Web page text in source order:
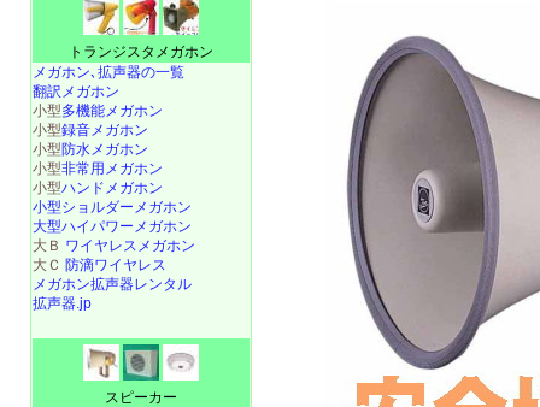
トランジスタメガホン
メガホン､拡声器の一覧
翻訳メガホン
小型多機能メガホン
小型録音メガホン
小型防水メガホン
小型非常用メガホン
小型ハンドメガホン
小型ショルダーメガホン
大型ハイパワーメガホン
大Ｂ ワイヤレスメガホン
大Ｃ 防滴ワイヤレス
メガホン拡声器レンタル
拡声器.jp
スピーカー